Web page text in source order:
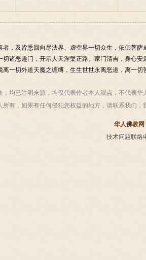
者，及皆悉回向尽法界、虚空界一切众生，依佛菩
切诸恶趣门，开示人天涅槃正路。家门清吉，身心
离一切外道天魔之缠缚，生生世世永离恶道，离一
，均已注明来源，均仅代表作者本人观点，不代表
所有，如果有任何侵犯您权益的地方，请联系我们，
华人佛教网
技术问题联络